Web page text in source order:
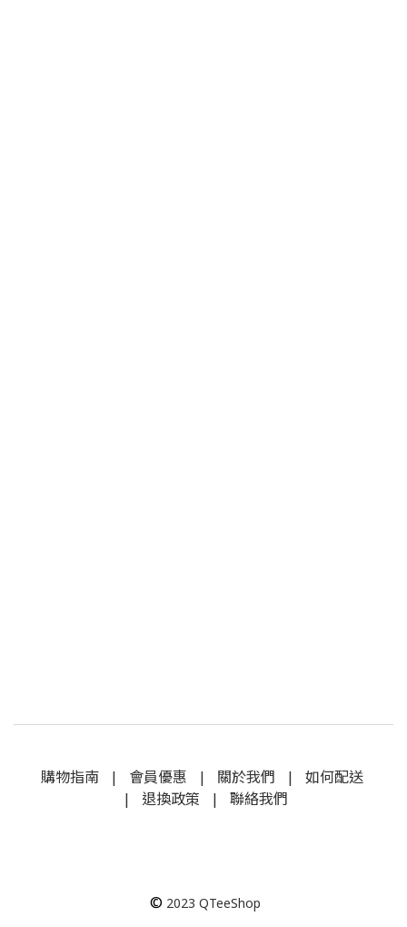
購物指南| 會員優惠 | 關於我們 | 如何配送
| 退換政策 | 聯絡我們
© 2023 QTeeShop